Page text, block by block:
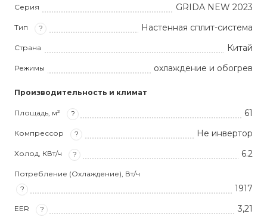
Серия GRIDA NEW 2023
Тип ? Настенная сплит-система
Страна Китай
Режимы охлаждение и обогрев
Производительность и климат
Площадь, м² ? 61
Компрессор ? Не инвертор
Холод, КВт/ч ? 6.2
Потребление (Охлаждение), Вт/ч
?
1917
EER ? 3,21